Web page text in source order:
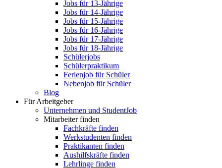
Jobs für 13-Jährige
Jobs für 14-Jährige
Jobs für 15-Jährige
Jobs für 16-Jährige
Jobs für 17-Jährige
Jobs für 18-Jährige
Schülerjobs
Schülerpraktikum
Ferienjob für Schüler
Nebenjob für Schüler
Blog
Für Arbeitgeber
Unternehmen und StudentJob
Mitarbeiter finden
Fachkräfte finden
Werkstudenten finden
Praktikanten finden
Aushilfskräfte finden
Lehrlinge finden